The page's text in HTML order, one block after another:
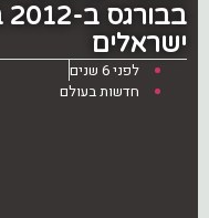
ישראלים
לפני 6 שנים
חדשות בעולם